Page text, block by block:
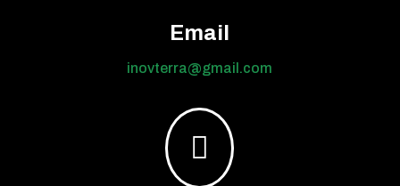
Email
inovterra@gmail.com
